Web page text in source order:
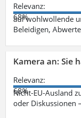
Relevanz:
68%
auf wohlwollende
Beleidigen,
Kamera an: Sie
Relevanz:
68%
Nicht-EU-Ausland
oder Diskussionen